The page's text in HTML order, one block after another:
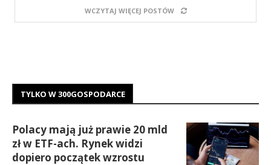
WCZYTAJ WIĘCEJ POSTÓW
TYLKO W 300GOSPODARCE
Polacy mają już prawie 20 mld
zł w ETF-ach. Rynek widzi
dopiero początek wzrostu